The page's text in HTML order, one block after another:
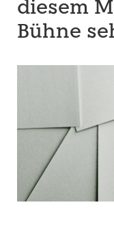
diesem
Bühne